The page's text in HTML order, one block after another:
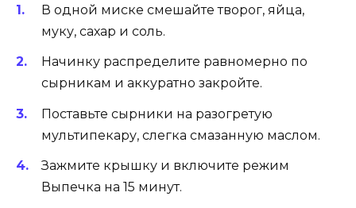
В одной миске смешайте творог, яйца,
муку, сахар и соль.
Начинку распределите равномерно по
сырникам и аккуратно закройте.
Поставьте сырники на разогретую
мультипекару, слегка смазанную маслом.
Зажмите крышку и включите режим
Выпечка на 15 минут.